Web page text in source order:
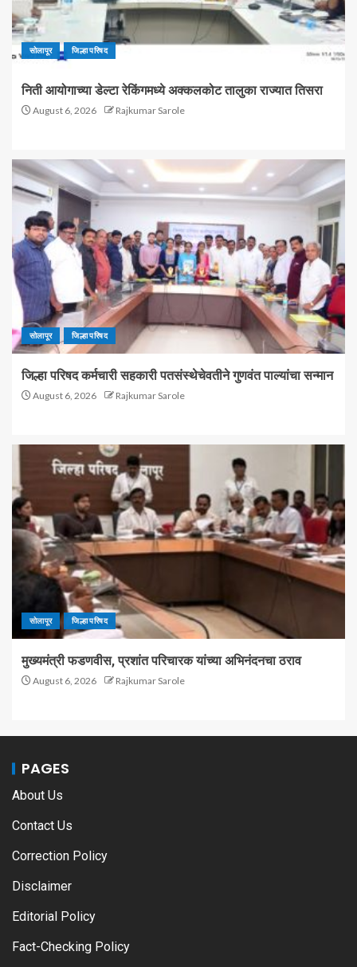
सोलापूर जिल्हा परिषद
निती आयोगाच्या डेल्टा रेकिंगमध्ये अक्कलकोट तालुका राज्यात तिसरा
August 6, 2026 Rajkumar Sarole
सोलापूर जिल्हा परिषद
जिल्हा परिषद कर्मचारी सहकारी पतसंस्थेचेवतीने गुणवंत पाल्यांचा सन्मान
August 6, 2026 Rajkumar Sarole
सोलापूर जिल्हा परिषद
मुख्यमंत्री फडणवीस, प्रशांत परिचारक यांच्या अभिनंदनचा ठराव
August 6, 2026 Rajkumar Sarole
PAGES
About Us
Contact Us
Correction Policy
Disclaimer
Editorial Policy
Fact-Checking Policy